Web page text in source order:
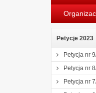
Petycje 2023
Petycja nr
Petycja nr
Petycja nr